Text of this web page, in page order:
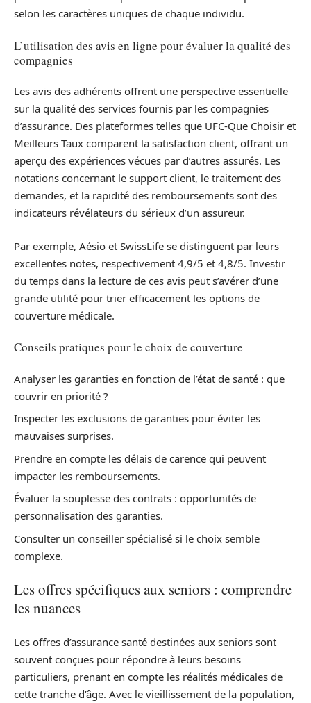
selon les caractères uniques de chaque individu.
L’utilisation des avis en ligne pour évaluer la qualité des
compagnies
Les avis des adhérents offrent une perspective essentielle
sur la qualité des services fournis par les compagnies
d’assurance. Des plateformes telles que UFC-Que Choisir et
Meilleurs Taux comparent la satisfaction client, offrant un
aperçu des expériences vécues par d’autres assurés. Les
notations concernant le support client, le traitement des
demandes, et la rapidité des remboursements sont des
indicateurs révélateurs du sérieux d’un assureur.
Par exemple, Aésio et SwissLife se distinguent par leurs
excellentes notes, respectivement 4,9/5 et 4,8/5. Investir
du temps dans la lecture de ces avis peut s’avérer d’une
grande utilité pour trier efficacement les options de
couverture médicale.
Conseils pratiques pour le choix de couverture
Analyser les garanties en fonction de l’état de santé : que
couvrir en priorité ?
Inspecter les exclusions de garanties pour éviter les
mauvaises surprises.
Prendre en compte les délais de carence qui peuvent
impacter les remboursements.
Évaluer la souplesse des contrats : opportunités de
personnalisation des garanties.
Consulter un conseiller spécialisé si le choix semble
complexe.
Les offres spécifiques aux seniors : comprendre
les nuances
Les offres d’assurance santé destinées aux seniors sont
souvent conçues pour répondre à leurs besoins
particuliers, prenant en compte les réalités médicales de
cette tranche d’âge. Avec le vieillissement de la population,